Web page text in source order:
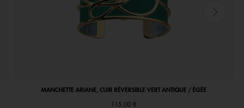
MANCHETTE ARIANE, CUIR RÉVERSIBLE VERT ANTIQUE / ÉGÉE
115,00 €